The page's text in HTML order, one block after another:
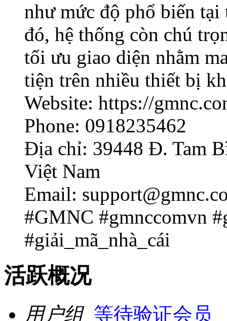
như mức độ phổ biến
đó, hệ thống còn chú
tối ưu giao diện nhằm
tiện trên nhiều thiết bị
Website: https://
Phone: 0918235462
Địa chỉ: 39448 Đ. Tam
Việt Nam
Email:
#GMNC #gmnccomvn
#giải_mã_nhà_cái
活跃概况
用户组 等待验证会员